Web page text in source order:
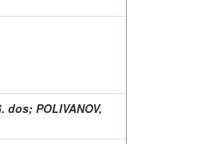
dos; POLIVANOV,